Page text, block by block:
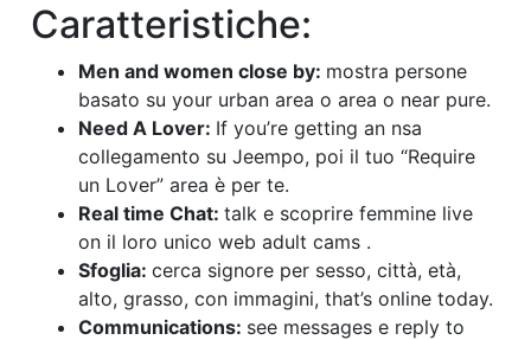
Caratteristiche:
Men and women close by: mostra persone
basato su your urban area o area o near pure.
Need A Lover: If you’re getting an nsa
collegamento su Jeempo, poi il tuo “Require
un Lover” area è per te.
Real time Chat:talk e scoprire femmine live
on il loro unico web adult cams .
Sfoglia:cerca signore per sesso, città, età,
alto, grasso, con immagini, that’s online today.
Communications: see messages e reply to